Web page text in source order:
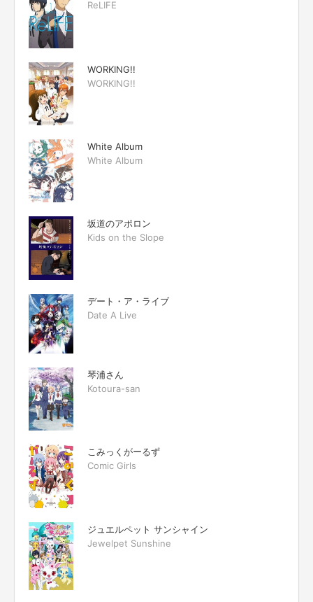
ReLIFE
WORKING!!
WORKING!!
White Album
White Album
坂道のアポロン
Kids on the Slope
デート・ア・ライブ
Date A Live
琴浦さん
Kotoura-san
こみっくがーるず
Comic Girls
ジュエルペット サンシャイン
Jewelpet Sunshine